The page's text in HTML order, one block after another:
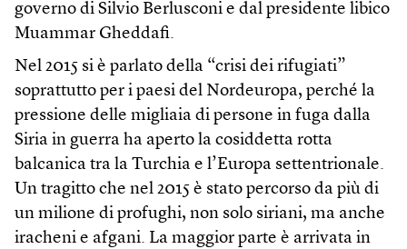
governo di Silvio Berlusconi e dal presidente libico
Muammar Gheddafi.
Nel 2015 si è parlato della “crisi dei rifugiati”
soprattutto per i paesi del Nordeuropa, perché la
pressione delle migliaia di persone in fuga dalla
Siria in guerra ha aperto la cosiddetta rotta
balcanica tra la Turchia e l’Europa settentrionale.
Un tragitto che nel 2015 è stato percorso da più di
un milione di profughi, non solo siriani, ma anche
iracheni e afgani. La maggior parte è arrivata in